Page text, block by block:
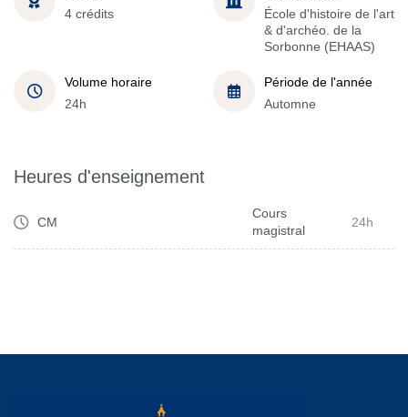
4 crédits
École d'histoire de l'art
& d'archéo. de la
Sorbonne (EHAAS)
Volume horaire
24h
Période de l'année
Automne
Heures d'enseignement
CM
Cours
magistral
24h